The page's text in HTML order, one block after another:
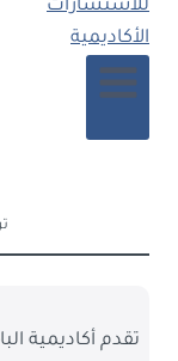
تقدم أكاديمية